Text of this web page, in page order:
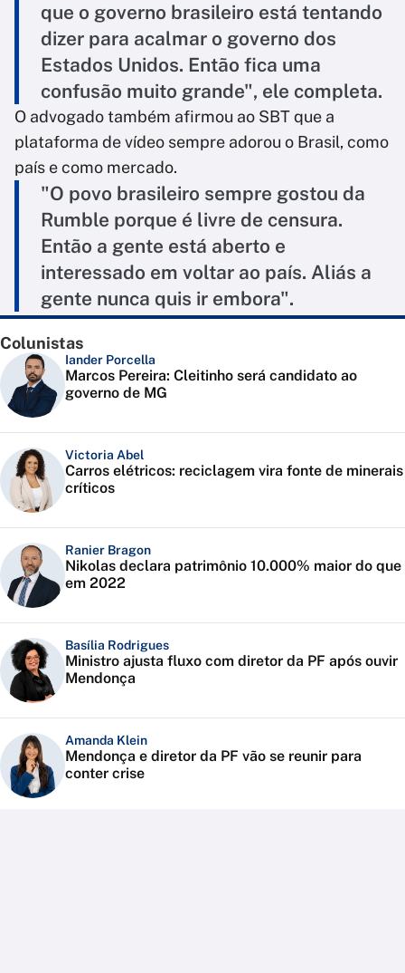
que o governo brasileiro está tentando
dizer para acalmar o governo dos
Estados Unidos. Então fica uma
confusão muito grande", ele completa.
O advogado também afirmou ao SBT que a
plataforma de vídeo sempre adorou o Brasil, como
país e como mercado.
"O povo brasileiro sempre gostou da
Rumble porque é livre de censura.
Então a gente está aberto e
interessado em voltar ao país. Aliás a
gente nunca quis ir embora".
Colunistas
Iander Porcella
Marcos Pereira: Cleitinho será candidato ao
governo de MG
Victoria Abel
Carros elétricos: reciclagem vira fonte de minerais
críticos
Ranier Bragon
Nikolas declara patrimônio 10.000% maior do que
em 2022
Basília Rodrigues
Ministro ajusta fluxo com diretor da PF após ouvir
Mendonça
Amanda Klein
Mendonça e diretor da PF vão se reunir para
conter crise